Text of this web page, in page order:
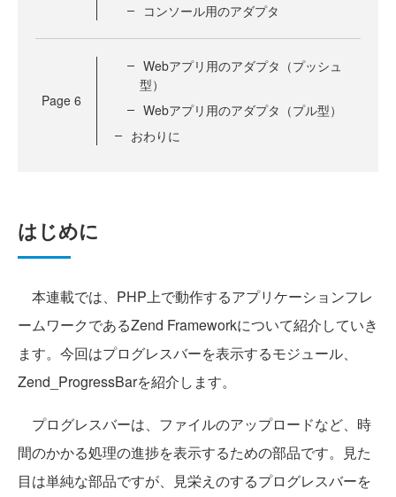
コンソール用のアダプタ
Page 6
Webアプリ用のアダプタ（プッシュ
型）
Webアプリ用のアダプタ（プル型）
おわりに
はじめに
本連載では、PHP上で動作するアプリケーションフレ
ームワークであるZend Frameworkについて紹介していき
ます。今回はプログレスバーを表示するモジュール、
Zend_ProgressBarを紹介します。
プログレスバーは、ファイルのアップロードなど、時
間のかかる処理の進捗を表示するための部品です。見た
目は単純な部品ですが、見栄えのするプログレスバーを